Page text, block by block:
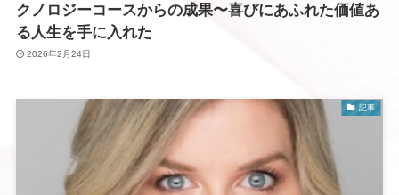
クノロジーコースからの成果〜喜びにあふれた価値あ
る人生を手に入れた
2026年2月24日
記事